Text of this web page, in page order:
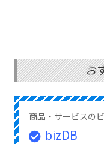
お
商品・サービスの
bizDB